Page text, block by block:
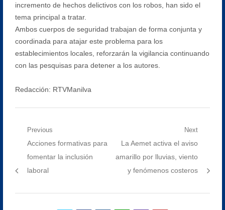
incremento de hechos delictivos con los robos, han sido el
tema principal a tratar.
​Ambos cuerpos de seguridad trabajan de forma conjunta y
coordinada para atajar este problema para los
establecimientos locales, reforzarán la vigilancia continuando
con las pesquisas para detener a los autores.
Redacción: RTVManilva
Navegación
de
entradas
Previous
Previous
post:
Acciones formativas para
fomentar la inclusión
laboral
Next
Next
post:
La Aemet activa el aviso
amarillo por lluvias, viento
y fenómenos costeros